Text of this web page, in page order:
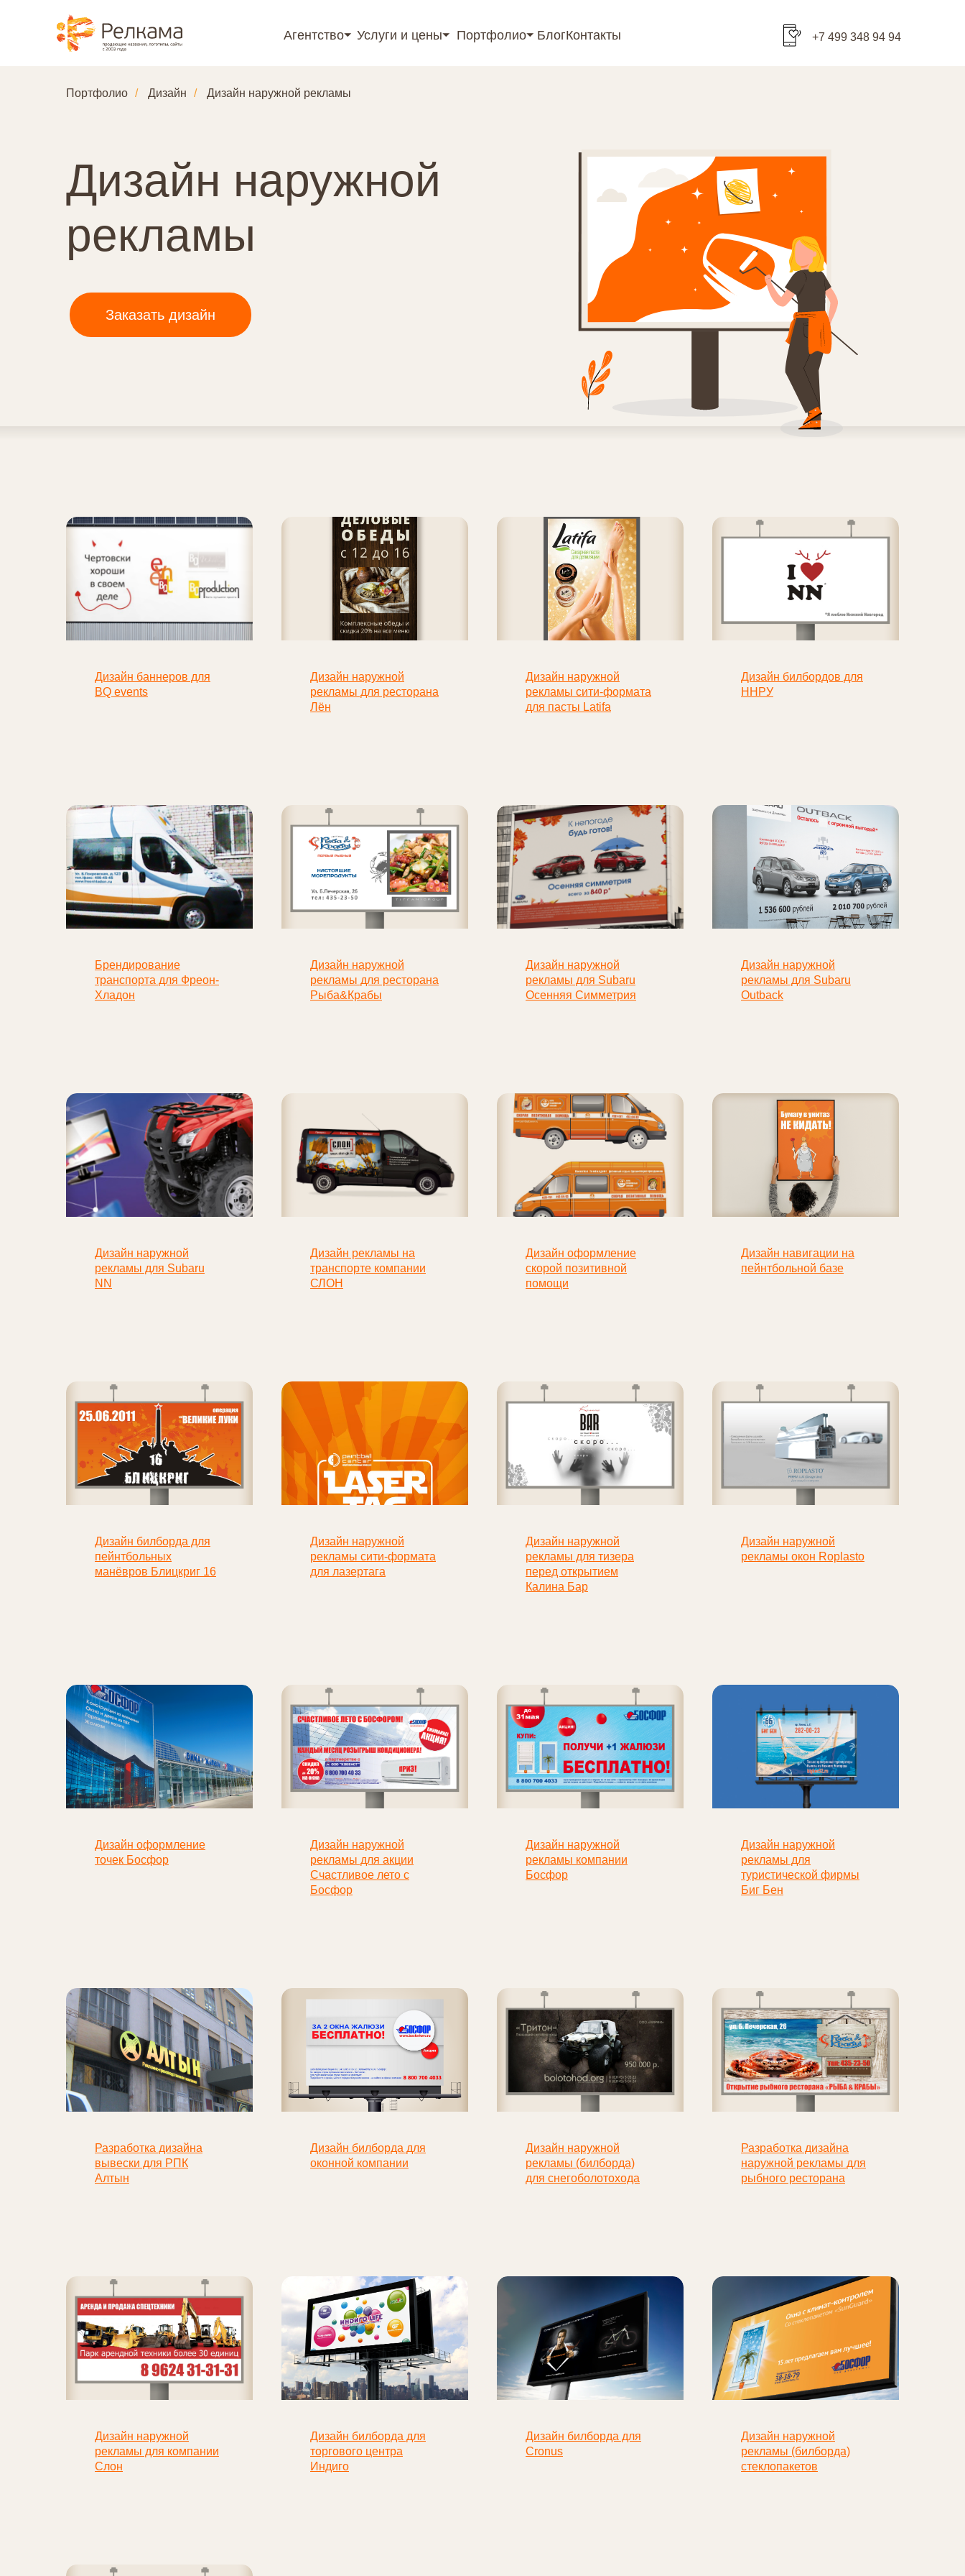
Агентство⏷ Услуги и цены⏷ Портфолио⏷ БлогКонтакты +7 499 348 94 94
Портфолио / Дизайн / Дизайн наружной рекламы
Дизайн наружной
рекламы
Заказать дизайн
Дизайн баннеров для
BQ events
Дизайн наружной
рекламы для ресторана
Лён
Дизайн наружной
рекламы сити-формата
для пасты Latifa
Дизайн билбордов для
ННРУ
Брендирование
транспорта для Фреон-
Хладон
Дизайн наружной
рекламы для ресторана
Рыба&Крабы
Дизайн наружной
рекламы для Subaru
Осенняя Симметрия
Дизайн наружной
рекламы для Subaru
Outback
Дизайн наружной
рекламы для Subaru
NN
Дизайн рекламы на
транспорте компании
СЛОН
Дизайн оформление
скорой позитивной
помощи
Дизайн навигации на
пейнтбольной базе
Дизайн билборда для
пейнтбольных
манёвров Блицкриг 16
Дизайн наружной
рекламы сити-формата
для лазертага
Дизайн наружной
рекламы для тизера
перед открытием
Калина Бар
Дизайн наружной
рекламы окон Roplasto
Дизайн оформление
точек Босфор
Дизайн наружной
рекламы для акции
Счастливое лето с
Босфор
Дизайн наружной
рекламы компании
Босфор
Дизайн наружной
рекламы для
туристической фирмы
Биг Бен
Разработка дизайна
вывески для РПК
Алтын
Дизайн билборда для
оконной компании
Дизайн наружной
рекламы (билборда)
для снегоболотохода
Разработка дизайна
наружной рекламы для
рыбного ресторана
Дизайн наружной
рекламы для компании
Слон
Дизайн билборда для
торгового центра
Индиго
Дизайн билборда для
Cronus
Дизайн наружной
рекламы (билборда)
стеклопакетов